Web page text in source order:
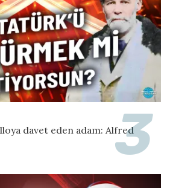
davet eden adam: Alfred